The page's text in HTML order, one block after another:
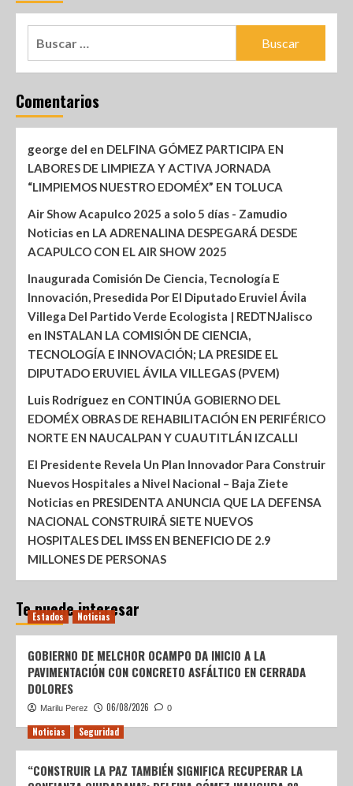
Comentarios
george del en DELFINA GÓMEZ PARTICIPA EN
LABORES DE LIMPIEZA Y ACTIVA JORNADA
“LIMPIEMOS NUESTRO EDOMÉX” EN TOLUCA
Air Show Acapulco 2025 a solo 5 días - Zamudio
Noticias en LA ADRENALINA DESPEGARÁ DESDE
ACAPULCO CON EL AIR SHOW 2025
Inaugurada Comisión De Ciencia, Tecnología E
Innovación, Presedida Por El Diputado Eruviel Ávila
Villega Del Partido Verde Ecologista | REDTNJalisco
en INSTALAN LA COMISIÓN DE CIENCIA,
TECNOLOGÍA E INNOVACIÓN; LA PRESIDE EL
DIPUTADO ERUVIEL ÁVILA VILLEGAS (PVEM)
Luis Rodríguez en CONTINÚA GOBIERNO DEL
EDOMÉX OBRAS DE REHABILITACIÓN EN PERIFÉRICO
NORTE EN NAUCALPAN Y CUAUTITLÁN IZCALLI
El Presidente Revela Un Plan Innovador Para Construir
Nuevos Hospitales a Nivel Nacional – Baja Ziete
Noticias en PRESIDENTA ANUNCIA QUE LA DEFENSA
NACIONAL CONSTRUIRÁ SIETE NUEVOS
HOSPITALES DEL IMSS EN BENEFICIO DE 2.9
MILLONES DE PERSONAS
Te puede interesar
Estados Noticias
GOBIERNO DE MELCHOR OCAMPO DA INICIO A LA
PAVIMENTACIÓN CON CONCRETO ASFÁLTICO EN CERRADA
DOLORES
Marilu Perez 06/08/2026 0
Noticias Seguridad
“CONSTRUIR LA PAZ TAMBIÉN SIGNIFICA RECUPERAR LA